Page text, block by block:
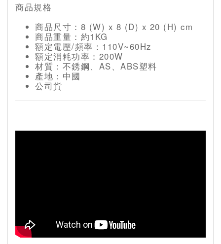
商品規格
商品尺寸：8 (W) x 8 (D) x 20 (H) cm
商品重量：約1KG
額定電壓/頻率：110V~60Hz
額定消耗功率：200W
材質：不銹鋼、AS、ABS塑料
產地：中國
公司貨